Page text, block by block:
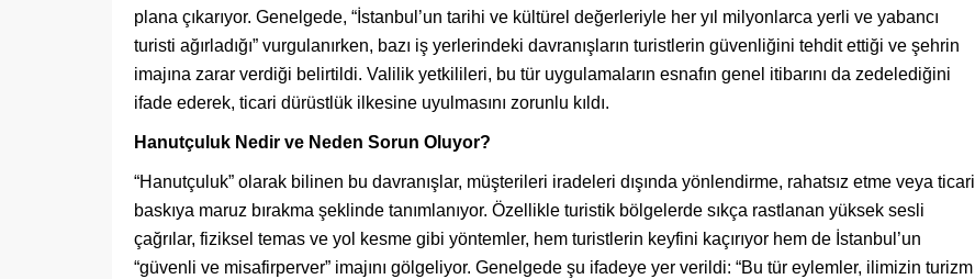
plana çıkarıyor. Genelgede, “İstanbul’un tarihi ve kültürel değerleriyle her yıl milyonlarca yerli ve yabancı
turisti ağırladığı” vurgulanırken, bazı iş yerlerindeki davranışların turistlerin güvenliğini tehdit ettiği ve şehrin
imajına zarar verdiği belirtildi. Valilik yetkilileri, bu tür uygulamaların esnafın genel itibarını da zedelediğini
ifade ederek, ticari dürüstlük ilkesine uyulmasını zorunlu kıldı.
Hanutçuluk Nedir ve Neden Sorun Oluyor?
“Hanutçuluk” olarak bilinen bu davranışlar, müşterileri iradeleri dışında yönlendirme, rahatsız etme veya ticari
baskıya maruz bırakma şeklinde tanımlanıyor. Özellikle turistik bölgelerde sıkça rastlanan yüksek sesli
çağrılar, fiziksel temas ve yol kesme gibi yöntemler, hem turistlerin keyfini kaçırıyor hem de İstanbul’un
“güvenli ve misafirperver” imajını gölgeliyor. Genelgede şu ifadeye yer verildi: “Bu tür eylemler, ilimizin turizm